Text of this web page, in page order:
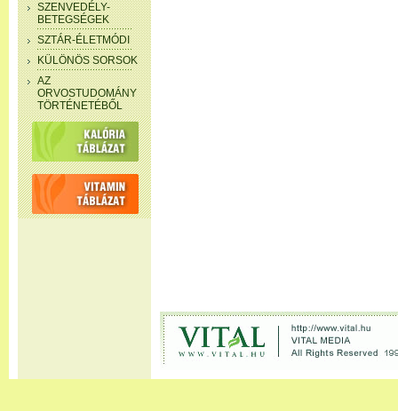
SZENVEDÉLY-
BETEGSÉGEK
SZTÁR-ÉLETMÓDI
KÜLÖNÖS SORSOK
AZ
ORVOSTUDOMÁNY
TÖRTÉNETÉBŐL